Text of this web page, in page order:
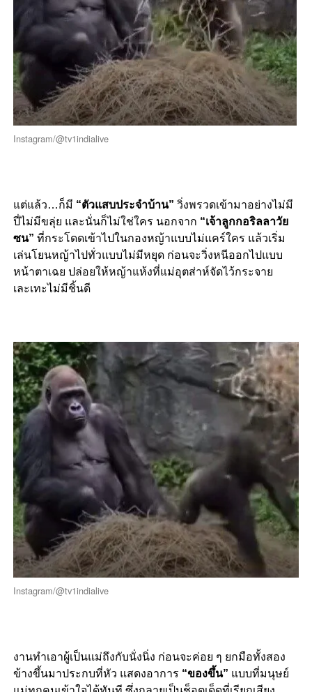
Instagram/@tv1indialive
แต่แล้ว…ก็มี “ตัวแสบประจำบ้าน” วิ่งพรวดเข้ามาอย่างไม่มี
ปี่ไม่มีขลุ่ย และนั่นก็ไม่ใช่ใคร นอกจาก “เจ้าลูกกอริลลาวัย
ซน” ที่กระโดดเข้าไปในกองหญ้าแบบไม่แคร์ใคร แล้วเริ่ม
เล่นโยนหญ้าไปทั่วแบบไม่มีหยุด ก่อนจะวิ่งหนีออกไปแบบ
หน้าตาเฉย ปล่อยให้หญ้าแห้งที่แม่อุตส่าห์จัดไว้กระจาย
เละเทะไม่มีชิ้นดี
Instagram/@tv1indialive
งานทำเอาผู้เป็นแม่ถึงกับนั่งนิ่ง ก่อนจะค่อย ๆ ยกมือทั้งสอง
ข้างขึ้นมาประกบที่หัว แสดงอาการ “ของขึ้น” แบบที่มนุษย์